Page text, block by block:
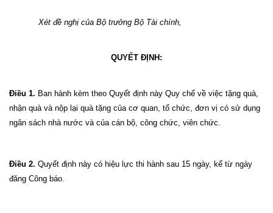
Xét đề nghị của Bộ trưởng Bộ Tài chính,
QUYẾT ĐỊNH:
Điều 1. Ban hành kèm theo Quyết định này Quy chế về việc tặng quà,
nhận quà và nộp lại quà tặng của cơ quan, tổ chức, đơn vị có sử dụng
ngân sách nhà nước và của cán bộ, công chức, viên chức.
Điều 2. Quyết định này có hiệu lực thi hành sau 15 ngày, kể từ ngày
đăng Công báo.